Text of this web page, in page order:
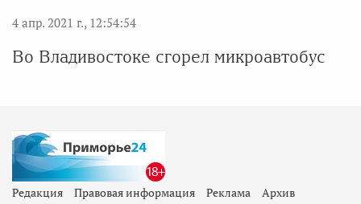
4 апр. 2021 г., 12:54:54
Во Владивостоке сгорел микроавтобус
Редакция Правовая информация Реклама Архив